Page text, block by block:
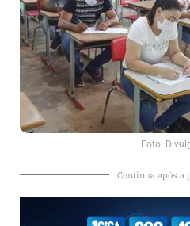
Foto:
Continua após a